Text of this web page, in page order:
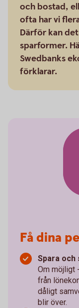
och bostad,
ofta har vi
Därför kan
sparformer.
Swedbanks
förklarar.
Få dina
Spara
Om möjligt
från
dåligt
blir över.